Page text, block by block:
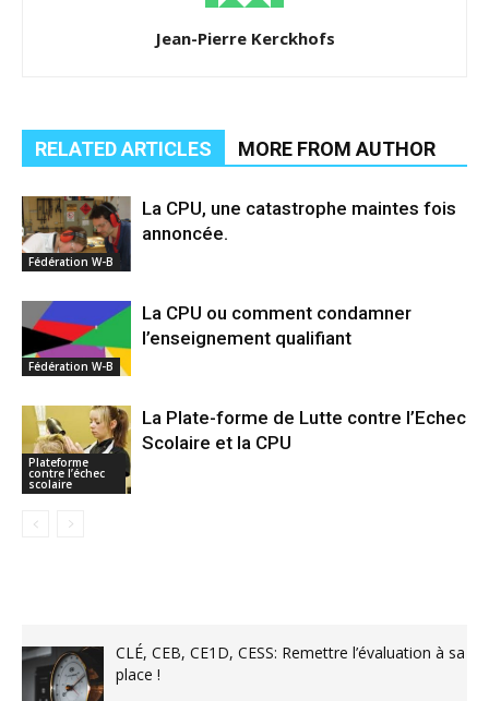
Jean-Pierre Kerckhofs
RELATED ARTICLES MORE FROM AUTHOR
Fédération W-B
La CPU, une catastrophe maintes fois
annoncée.
Fédération W-B
La CPU ou comment condamner
l’enseignement qualifiant
Plateforme
contre l’échec
scolaire
La Plate-forme de Lutte contre l’Echec
Scolaire et la CPU
CLÉ, CEB, CE1D, CESS: Remettre l’évaluation à sa
place !